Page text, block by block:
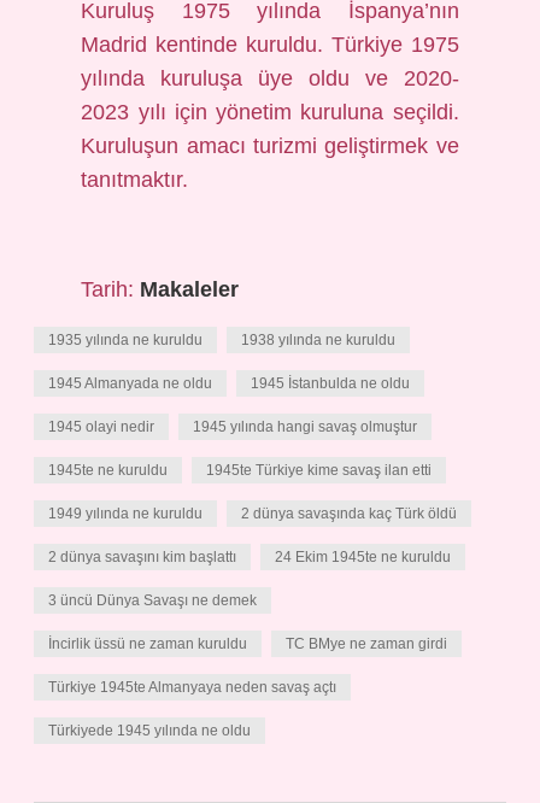
Kuruluş 1975 yılında İspanya’nın
Madrid kentinde kuruldu. Türkiye 1975
yılında kuruluşa üye oldu ve 2020-
2023 yılı için yönetim kuruluna seçildi.
Kuruluşun amacı turizmi geliştirmek ve
tanıtmaktır.
Tarih: Makaleler
1935 yılında ne kuruldu 1938 yılında ne kuruldu
1945 Almanyada ne oldu 1945 İstanbulda ne oldu
1945 olayi nedir 1945 yılında hangi savaş olmuştur
1945te ne kuruldu 1945te Türkiye kime savaş ilan etti
1949 yılında ne kuruldu 2 dünya savaşında kaç Türk öldü
2 dünya savaşını kim başlattı 24 Ekim 1945te ne kuruldu
3 üncü Dünya Savaşı ne demek
İncirlik üssü ne zaman kuruldu TC BMye ne zaman girdi
Türkiye 1945te Almanyaya neden savaş açtı
Türkiyede 1945 yılında ne oldu